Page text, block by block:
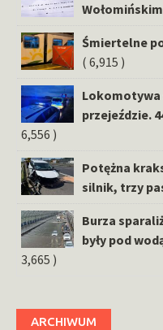
Wołomińskim
Śmiertelne
( 6,915 )
Lokomotywa
przejeździe.
6,556 )
Potężna
silnik, trzy
Burza
były pod
3,665 )
ARCHIWUM